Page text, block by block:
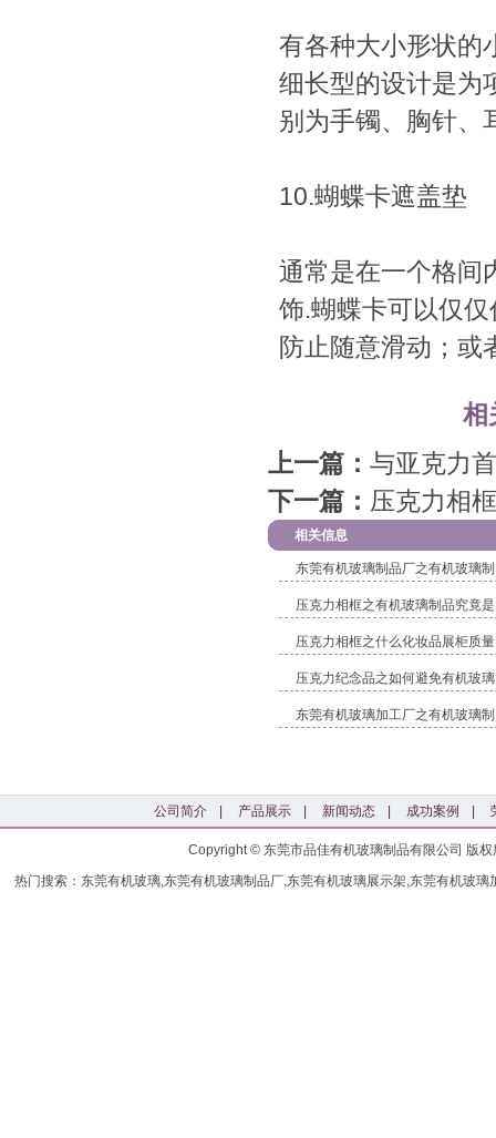
有各种大小形状的
细长型的设计是为
别为手镯、胸针、
10.蝴蝶卡遮盖垫
通常是在一个格间
饰.蝴蝶卡可以仅
防止随意滑动；或
相
上一篇： 与亚克力
下一篇： 压克力相
相关信息
东莞有机玻璃制品厂之有机玻璃制
压克力相框之有机玻璃制品究竟是
压克力相框之什么化妆品展柜质量
压克力纪念品之如何避免有机玻璃
东莞有机玻璃加工厂之有机玻璃制
公司简介 产品展示 新闻动态 成功案例
Copyright © 东莞市品佳有机玻璃制品有限公司 版
热门搜索：东莞有机玻璃,东莞有机玻璃制品厂,东莞有机玻璃展示架,东莞有机玻